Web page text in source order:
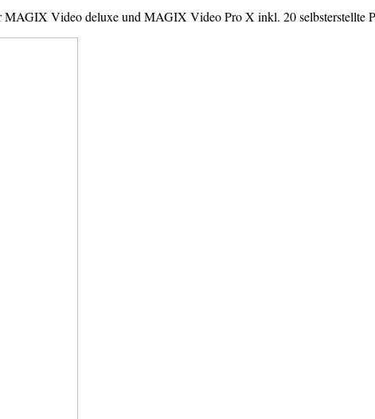
MAGIX Video deluxe und MAGIX Video Pro X inkl. 20 selbsterstellte